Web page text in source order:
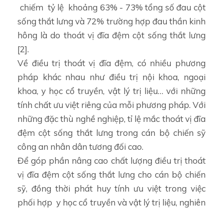
chiếm tỷ lệ khoảng 63% - 73% tổng số đau cột
sống thắt lưng và 72% trường hợp đau thần kinh
hông là do thoát vị đĩa đệm cột sống thắt lưng
[2].
Về điều trị thoát vị đĩa đệm, có nhiều phương
pháp khác nhau như điều trị nội khoa, ngoại
khoa, y học cổ truyền, vật lý trị liệu… với những
tính chất ưu việt riêng của mỗi phương pháp. Với
những đặc thù nghề nghiệp, tỉ lệ mắc thoát vị đĩa
đệm cột sống thắt lưng trong cán bộ chiến sỹ
công an nhân dân tương đối cao.
Để góp phần nâng cao chất lượng điều trị thoát
vị đĩa đệm cột sống thắt lưng cho cán bộ chiến
sỹ, đồng thời phát huy tính ưu việt trong việc
phối hợp y học cổ truyền và vật lý trị liệu, nghiên